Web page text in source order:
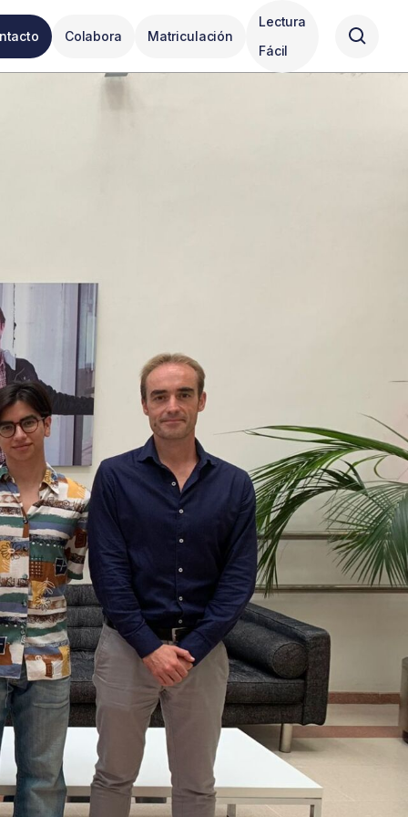
Colabora Matriculación
Lectura
Fácil